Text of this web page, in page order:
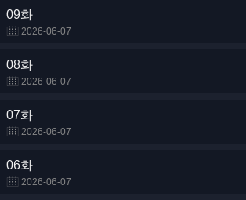
09화
2026-06-07
08화
2026-06-07
07화
2026-06-07
06화
2026-06-07